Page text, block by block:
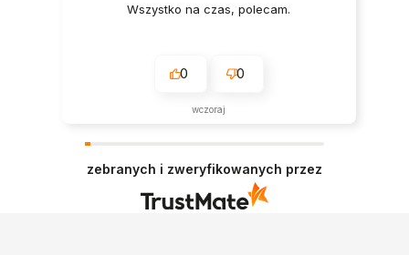
Wszystko na czas, polecam.
0 0
wczoraj
zebranych i zweryfikowanych przez